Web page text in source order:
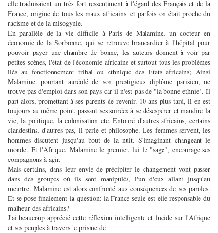
elle traduisaient un très fort ressentiment à l'égard des Français et de la
France, origine de tous les maux africains, et parfois on était proche du
racisme et de la misogynie.
En parallèle de la vie difficile à Paris de Malamine, un docteur en
économie de la Sorbonne, qui se retrouve brancardier à l'hôpital pour
pouvoir payer une chambre de bonne, les auteurs donnent à voir par
petites scènes, l'état de l'économie africaine et surtout tous les problèmes
liés au fonctionnement tribal ou ethnique des Etats africains; Ainsi
Malamine, pourtant auréolé de son prestigieux diplôme parisien, ne
trouve pas d'emploi dans son pays car il n'est pas de "la bonne ethnie". Il
part alors, promettant à ses parents de revenir. 10 ans plus tard, il en est
toujours au même point, passant ses soirées à se désespérer et maudire la
vie, la politique, la colonisation etc. Entouré d'autres africains, certains
clandestins, d'autres pas, il parle et philosophe. Les femmes servent, les
hommes discutent jusqu'au bout de la nuit. S'imaginant changeant le
monde. Et l'Afrique. Malamine le premier, lui le "sage", encourage ses
compagnons à agir.
Mais certains, dans leur envie de précipiter le changement vont passer
dans des groupes où ils sont manipulés, l'un d'eux allant jusqu'au
meurtre. Malamine est alors confronté aux conséquences de ses paroles.
Et se pose finalement la question: la France seule est-elle responsable du
malheur des africains?
J'ai beaucoup apprécié cette réflexion intelligente et lucide sur l'Afrique
et ses peuples à travers le prisme de